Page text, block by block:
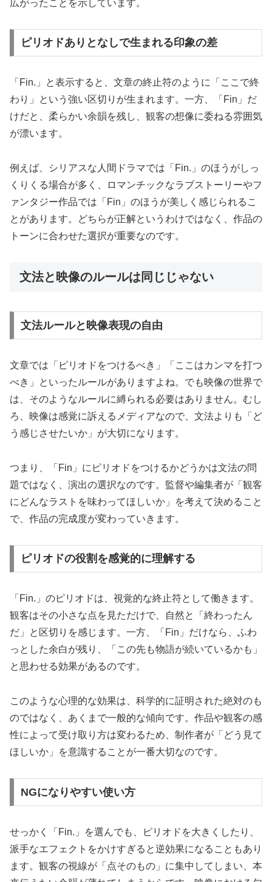
広がったことを示しています。
ピリオドありとなしで生まれる印象の差
「Fin.」と表示すると、文章の終止符のように「ここで終
わり」という強い区切りが生まれます。一方、「Fin」だ
けだと、柔らかい余韻を残し、観客の想像に委ねる雰囲気
が漂います。
例えば、シリアスな人間ドラマでは「Fin.」のほうがしっ
くりくる場合が多く、ロマンチックなラブストーリーやフ
ァンタジー作品では「Fin」のほうが美しく感じられるこ
とがあります。どちらが正解というわけではなく、作品の
トーンに合わせた選択が重要なのです。
文法と映像のルールは同じじゃない
文法ルールと映像表現の自由
文章では「ピリオドをつけるべき」「ここはカンマを打つ
べき」といったルールがありますよね。でも映像の世界で
は、そのようなルールに縛られる必要はありません。むし
ろ、映像は感覚に訴えるメディアなので、文法よりも「ど
う感じさせたいか」が大切になります。
つまり、「Fin」にピリオドをつけるかどうかは文法の問
題ではなく、演出の選択なのです。監督や編集者が「観客
にどんなラストを味わってほしいか」を考えて決めること
で、作品の完成度が変わっていきます。
ピリオドの役割を感覚的に理解する
「Fin.」のピリオドは、視覚的な終止符として働きます。
観客はその小さな点を見ただけで、自然と「終わったん
だ」と区切りを感じます。一方、「Fin」だけなら、ふわ
っとした余白が残り、「この先も物語が続いているかも」
と思わせる効果があるのです。
このような心理的な効果は、科学的に証明された絶対のも
のではなく、あくまで一般的な傾向です。作品や観客の感
性によって受け取り方は変わるため、制作者が「どう見て
ほしいか」を意識することが一番大切なのです。
NGになりやすい使い方
せっかく「Fin.」を選んでも、ピリオドを大きくしたり、
派手なエフェクトをかけすぎると逆効果になることもあり
ます。観客の視線が「点そのもの」に集中してしまい、本